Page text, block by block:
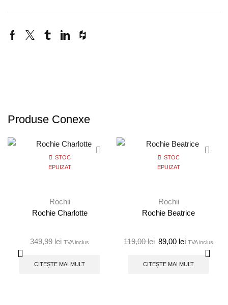
Produse Conexe
STOC
EPUIZAT
Rochii
Rochie Charlotte
349,99 lei TVA inclus
CITEȘTE MAI MULT
STOC
EPUIZAT
Rochii
Rochie Beatrice
119,00lei 89,00 lei TVA inclus
CITEȘTE MAI MULT